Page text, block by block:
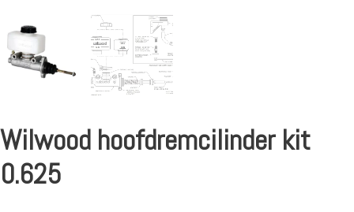
Wilwood hoofdremcilinder kit
0.625